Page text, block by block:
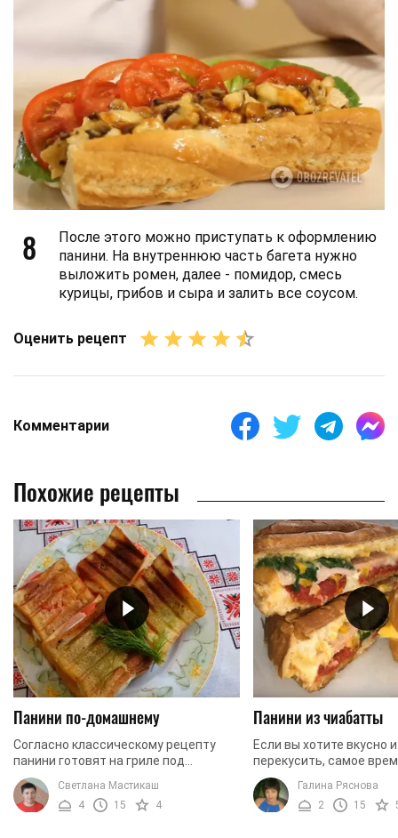
8
После этого можно приступать к оформлению
панини. На внутреннюю часть багета нужно
выложить ромен, далее - помидор, смесь
курицы, грибов и сыра и залить все соусом.
Оценить рецепт
Комментарии
Похожие рецепты
Панини по-домашнему
Согласно классическому рецепту
панини готовят на гриле под
прессом. Однако, что делать, если
дома нет специального
оборудования, а так хочется ...
Светлана Мастикаш
4
15 4
Панини из чиабатты
Если вы хотите вкусно
перекусить, самое
приготовить панини.
итальянский
что вы можете
Галина Ряснова
2
15